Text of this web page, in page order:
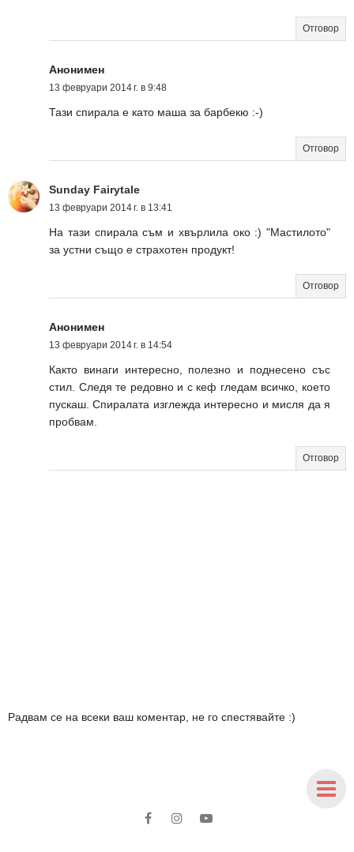
Отговор
Анонимен
13 февруари 2014 г. в 9:48
Тази спирала е като маша за барбекю :-)
Отговор
Sunday Fairytale
13 февруари 2014 г. в 13:41
На тази спирала съм и хвърлила око :) "Мастилото"
за устни също е страхотен продукт!
Отговор
Анонимен
13 февруари 2014 г. в 14:54
Както винаги интересно, полезно и поднесено със
стил. Следя те редовно и с кеф гледам всичко, което
пускаш. Спиралата изглежда интересно и мисля да я
пробвам.
Отговор
Радвам се на всеки ваш коментар, не го спестявайте :)